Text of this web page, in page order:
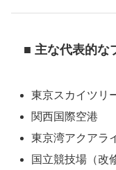
■ 主な代表的な
東京スカイツリ
関西国際空港
東京湾アクアラ
国立競技場（改